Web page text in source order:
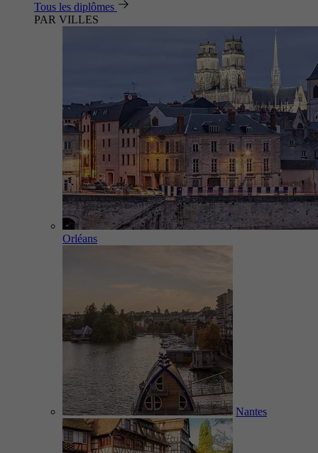
Tous les diplômes
PAR VILLES
Orléans
Nantes